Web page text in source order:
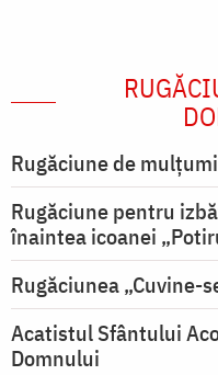
Rugăciune de
Rugăciune pentru
înaintea icoanei
Rugăciunea „Cuvine-
Acatistul Sfântului
Domnului